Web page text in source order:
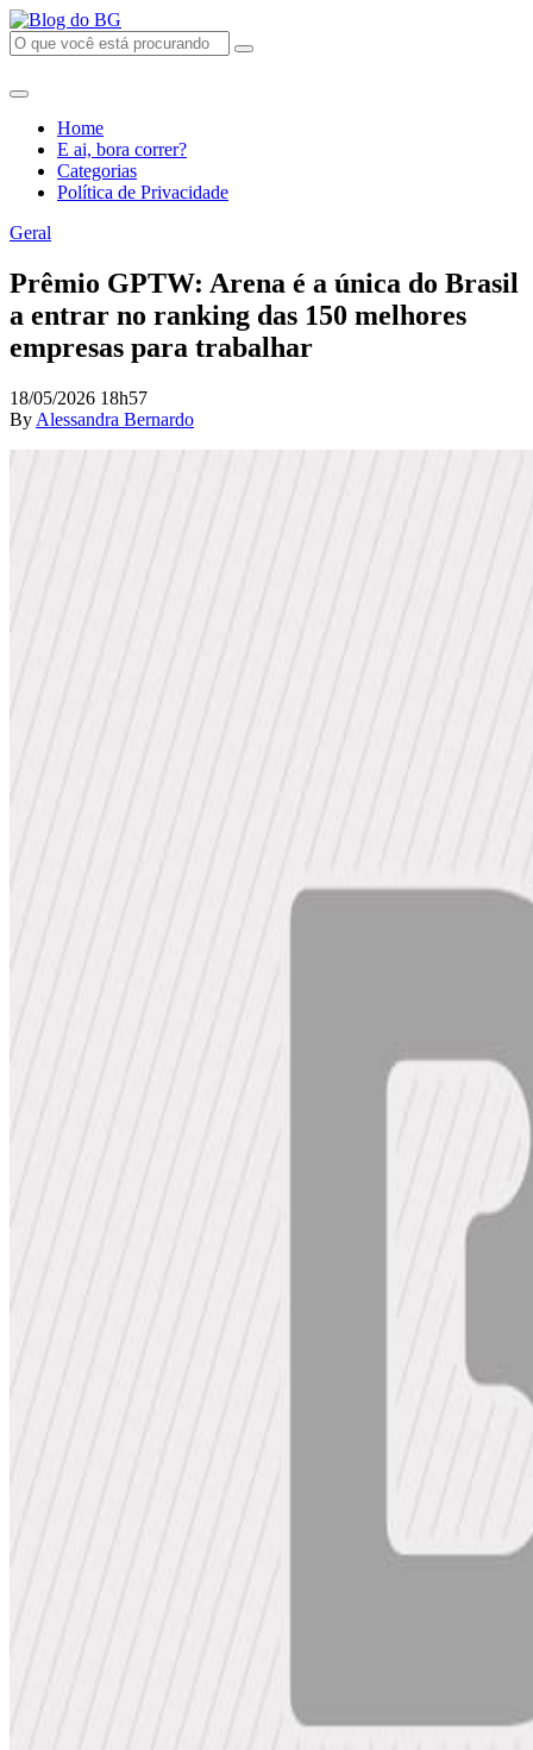
Home
E ai, bora correr?
Categorias
Política de Privacidade
Geral
Prêmio GPTW: Arena é a única do Brasil
a entrar no ranking das 150 melhores
empresas para trabalhar
18/05/2026 18h57
By Alessandra Bernardo